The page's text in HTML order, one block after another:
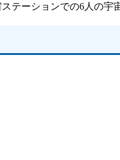
テーションでの6人の宇